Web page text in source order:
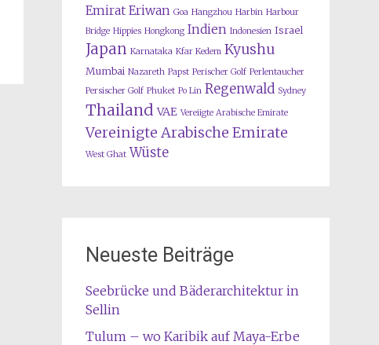
Emirat Eriwan Goa Hangzhou Harbin Harbour
Bridge Hippies Hongkong Indien Indonesien Israel
Japan Karnataka Kfar Kedem Kyushu
Mumbai Nazareth Papst Perischer Golf Perlentaucher
Persischer Golf Phuket Po Lin Regenwald Sydney
Thailand VAE Vereiigte Arabische Emirate
Vereinigte Arabische Emirate
West Ghat Wüste
Neueste Beiträge
Seebrücke und Bäderarchitektur in
Sellin
Tulum – wo Karibik auf Maya-Erbe